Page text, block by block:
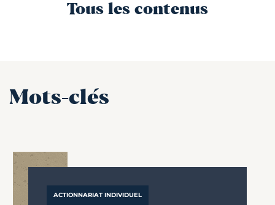
Tous les contenus
Mots-clés
ACTIONNARIAT INDIVIDUEL